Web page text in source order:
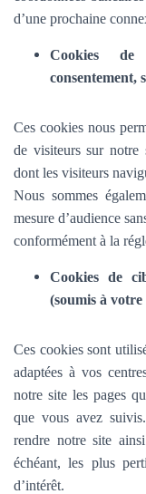
d’une prochaine
Cookies de
consentement,
Ces cookies nous
de visiteurs sur notre
dont les visiteurs
Nous sommes
mesure d’audience
conformément à la
Cookies de
(soumis à
Ces cookies sont
adaptées à vos
notre site les pages
que vous avez
rendre notre site
échéant, les plus
d’intérêt.